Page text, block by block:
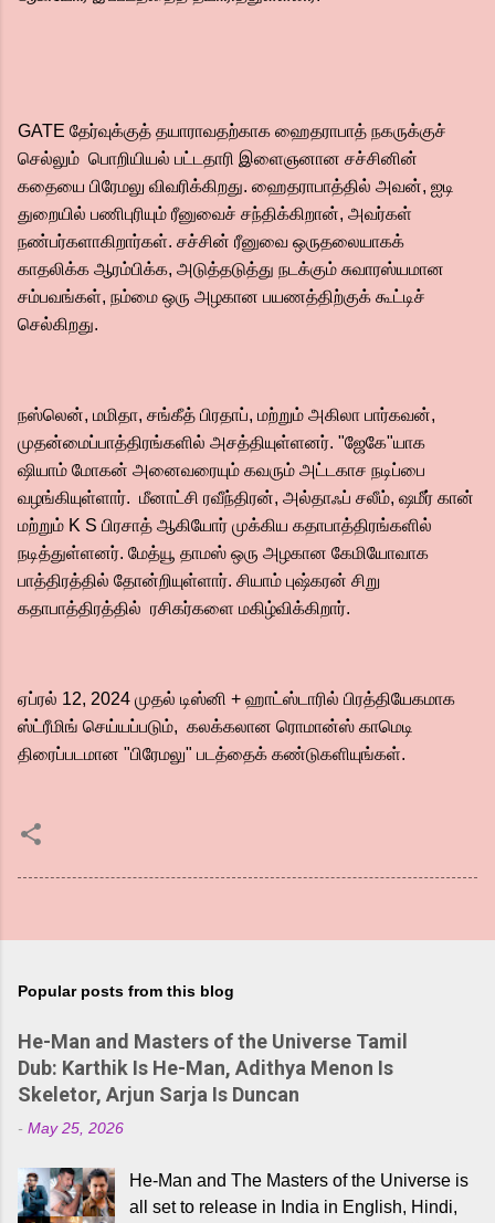
GATE தேர்வுக்குத் தயாராவதற்காக ஹைதராபாத் நகருக்குச்
செல்லும் பொறியியல் பட்டதாரி இளைஞனான சச்சினின்
கதையை பிரேமலு விவரிக்கிறது. ஹைதராபாத்தில் அவன், ஐடி
துறையில் பணிபுரியும் ரீனுவைச் சந்திக்கிறான், அவர்கள்
நண்பர்களாகிறார்கள். சச்சின் ரீனுவை ஒருதலையாகக்
காதலிக்க ஆரம்பிக்க, அடுத்தடுத்து நடக்கும் சுவாரஸ்யமான
சம்பவங்கள், நம்மை ஒரு அழகான பயணத்திற்குக் கூட்டிச்
செல்கிறது.
நஸ்லென், மமிதா, சங்கீத் பிரதாப், மற்றும் அகிலா பார்கவன்,
முதன்மைப்பாத்திரங்களில் அசத்தியுள்ளனர். "ஜேகே"யாக
ஷியாம் மோகன் அனைவரையும் கவரும் அட்டகாச நடிப்பை
வழங்கியுள்ளார். மீனாட்சி ரவீந்திரன், அல்தாஃப் சலீம், ஷமீர் கான்
மற்றும் K S பிரசாத் ஆகியோர் முக்கிய கதாபாத்திரங்களில்
நடித்துள்ளனர். மேத்யூ தாமஸ் ஒரு அழகான கேமியோவாக
பாத்திரத்தில் தோன்றியுள்ளார். சியாம் புஷ்கரன் சிறு
கதாபாத்திரத்தில் ரசிகர்களை மகிழ்விக்கிறார்.
ஏப்ரல் 12, 2024 முதல் டிஸ்னி + ஹாட்ஸ்டாரில் பிரத்தியேகமாக
ஸ்ட்ரீமிங் செய்யப்படும், கலக்கலான ரொமான்ஸ் காமெடி
திரைப்படமான "பிரேமலு" படத்தைக் கண்டுகளியுங்கள்.
Popular posts from this blog
He-Man and Masters of the Universe Tamil
Dub: Karthik Is He-Man, Adithya Menon Is
Skeletor, Arjun Sarja Is Duncan
- May 25, 2026
He-Man and The Masters of the Universe is
all set to release in India in English, Hindi,